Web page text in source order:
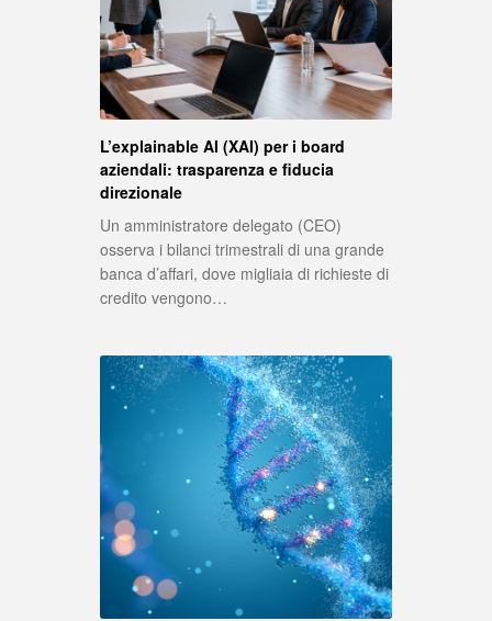
L’explainable AI (XAI) per i board
aziendali: trasparenza e fiducia
direzionale
Un amministratore delegato (CEO)
osserva i bilanci trimestrali di una grande
banca d’affari, dove migliaia di richieste di
credito vengono…